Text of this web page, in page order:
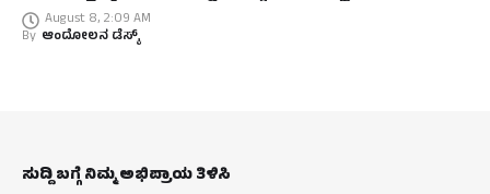
August 8, 2:09 AM
By ಆಂದೋಲನ ಡೆಸ್ಕ್
ಸುದ್ದಿ ಬಗ್ಗೆ ನಿಮ್ಮ ಅಭಿಪ್ರಾಯ ತಿಳಿಸಿ